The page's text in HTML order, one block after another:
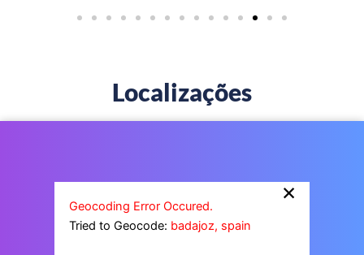
Localizações
×
Geocoding Error Occured.
Tried to Geocode: badajoz, spain